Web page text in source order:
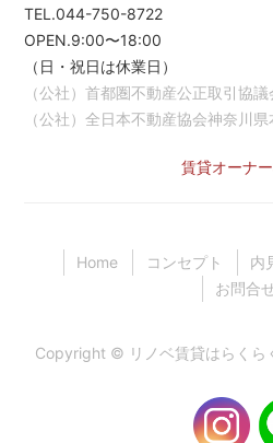
TEL.044-750-8722
OPEN.9:00〜18:00
（日・祝日は休業日）
（公社）首都圏不動産公正取引協議
（公社）全日本不動産協会神奈川県
賃貸オーナ
Home コンセプト 内
お問合
Copyright © リノベ賃貸はらくら